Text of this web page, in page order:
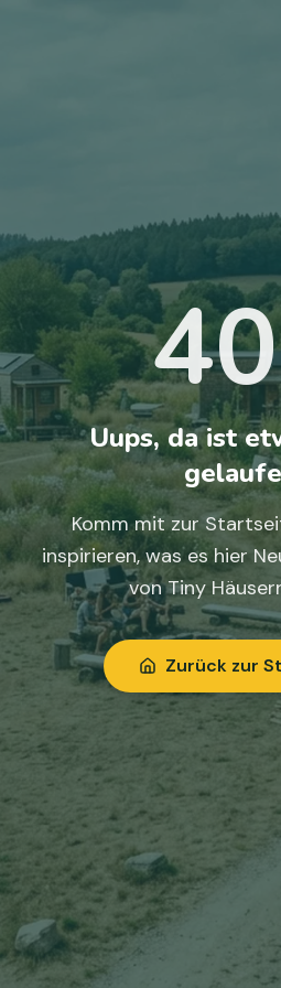
Uups, da ist
Komm mit zur
inspirieren, was es hier
von Tiny
Zurück zur